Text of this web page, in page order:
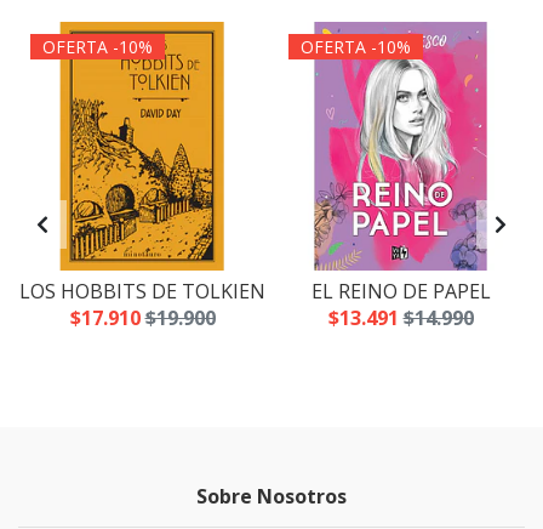
OFERTA -10%
LOS HOBBITS DE TOLKIEN
$17.910$19.900
OFERTA -10%
EL REINO DE PAPEL
$13.491 $14.990
Sobre Nosotros